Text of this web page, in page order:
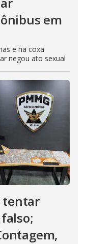
em
e na coxa
negou ato sexual
tentar